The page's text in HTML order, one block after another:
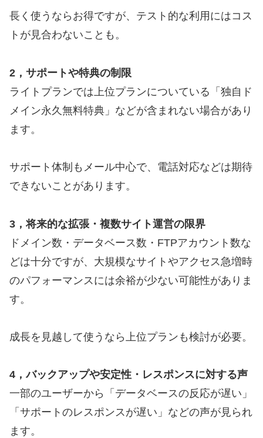
長く使うならお得ですが、テスト的な利用にはコス
トが見合わないことも。
2，サポートや特典の制限
ライトプランでは上位プランについている「独自ド
メイン永久無料特典」などが含まれない場合があり
ます。
サポート体制もメール中心で、電話対応などは期待
できないことがあります。
3，将来的な拡張・複数サイト運営の限界
ドメイン数・データベース数・FTPアカウント数な
どは十分ですが、大規模なサイトやアクセス急増時
のパフォーマンスには余裕が少ない可能性がありま
す。
成長を見越して使うなら上位プランも検討が必要。
4，バックアップや安定性・レスポンスに対する声
一部のユーザーから「データベースの反応が遅い」
「サポートのレスポンスが遅い」などの声が見られ
ます。